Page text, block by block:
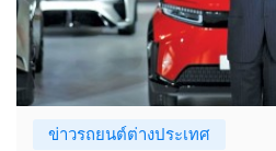
ข่าวรถยนต์ต่างประเทศ